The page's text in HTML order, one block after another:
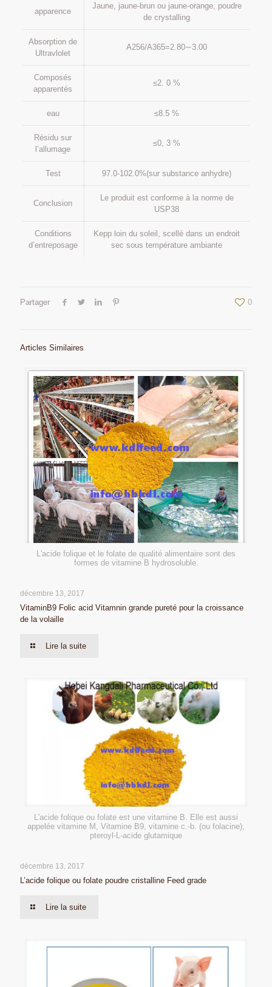
apparence
Jaune, jaune-brun ou jaune-orange, poudre
de crystalling
Absorption de
Ultravlolet
A256/A365=2.80∼3.00
Composés
apparentés
≤2. 0 %
eau ≤8.5 %
Résidu sur
l’allumage
≤0, 3 %
Test 97.0-102.0%(sur substance anhydre)
Conclusion
Le produit est conforme à la norme de
USP38
Conditions
d’entreposage
Kepp loin du soleil, scellé dans un endroit
sec sous température ambiante
Partager 0
Articles Similaires
L'acide folique et le folate de qualité alimentaire sont des
formes de vitamine B hydrosoluble.
décembre 13, 2017
VitaminB9 Folic acid Vitamnin grande pureté pour la croissance
de la volaille
Lire la suite
L'acide folique ou folate est une vitamine B. Elle est aussi
appelée vitamine M, Vitamine B9, vitamine c.-b. (ou folacine),
pteroyl-L-acide glutamique
décembre 13, 2017
L’acide folique ou folate poudre cristalline Feed grade
Lire la suite